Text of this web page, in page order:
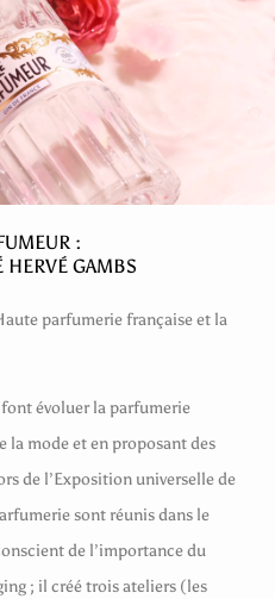
:
HERVÉ GAMBS
parfumerie française et la
évoluer la parfumerie
la mode et en proposant des
de l’Exposition universelle de
sont réunis dans le
de l’importance du
; il créé trois ateliers (les